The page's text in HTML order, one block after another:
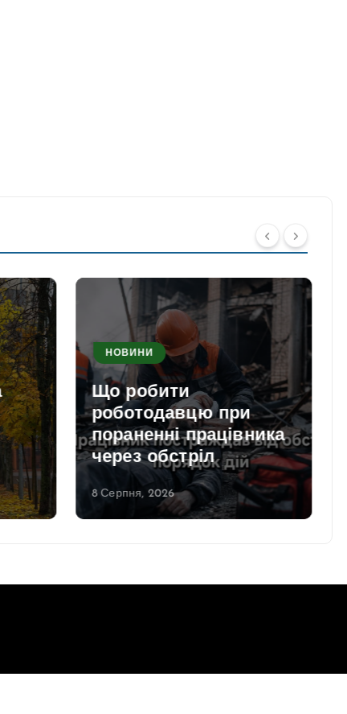
НОВИНИ
Що робити
роботодавцю при
пораненні працівника
через обстріл
8 Серпня, 2026